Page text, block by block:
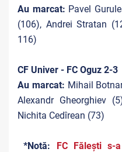
Au marcat: Pavel
(106), Andrei Stratan
116)
CF Univer - FC Oguz 2-3
Au marcat: Mihail
Alexandr Gheorghiev
Nichita Cedîrean (73)
*Notă: FC Fălești s-